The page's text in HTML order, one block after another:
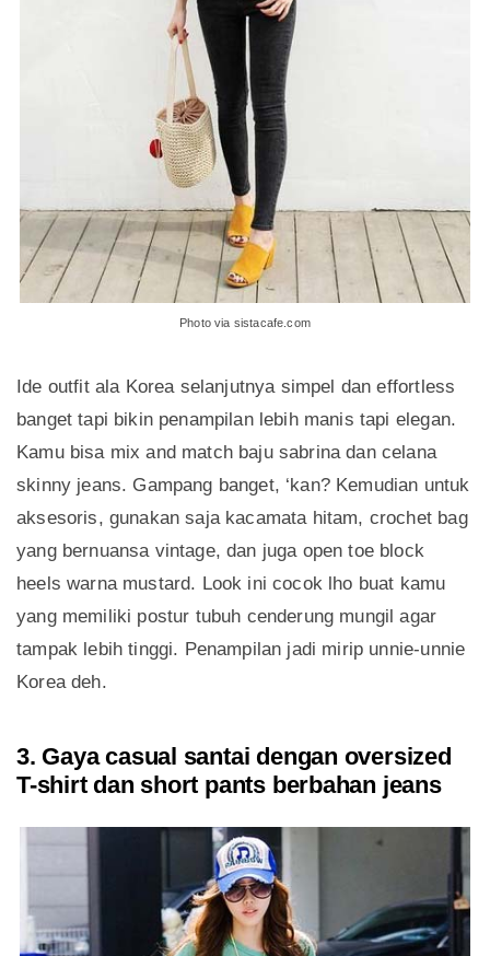
Photo via sistacafe.com
Ide outfit ala Korea selanjutnya simpel dan effortless
banget tapi bikin penampilan lebih manis tapi elegan.
Kamu bisa mix and match baju sabrina dan celana
skinny jeans. Gampang banget, ‘kan? Kemudian untuk
aksesoris, gunakan saja kacamata hitam, crochet bag
yang bernuansa vintage, dan juga open toe block
heels warna mustard. Look ini cocok lho buat kamu
yang memiliki postur tubuh cenderung mungil agar
tampak lebih tinggi. Penampilan jadi mirip unnie-unnie
Korea deh.
3. Gaya casual santai dengan oversized
T-shirt dan short pants berbahan jeans